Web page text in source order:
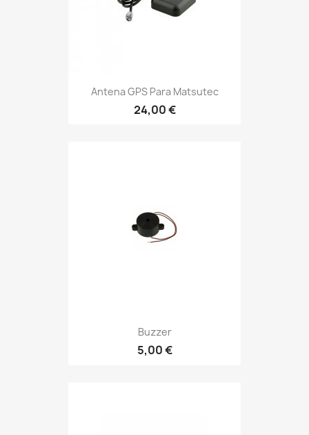
Antena GPS Para Matsutec
24,00 €
Buzzer
5,00 €